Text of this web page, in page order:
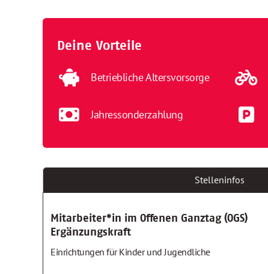
Deine Vorteile
Betriebliche Altersvorsorge
Jahressonderzahlung
Stelleninfos
Mitarbeiter*in im Offenen Ganztag (OGS)
Ergänzungskraft
Einrichtungen für Kinder und Jugendliche